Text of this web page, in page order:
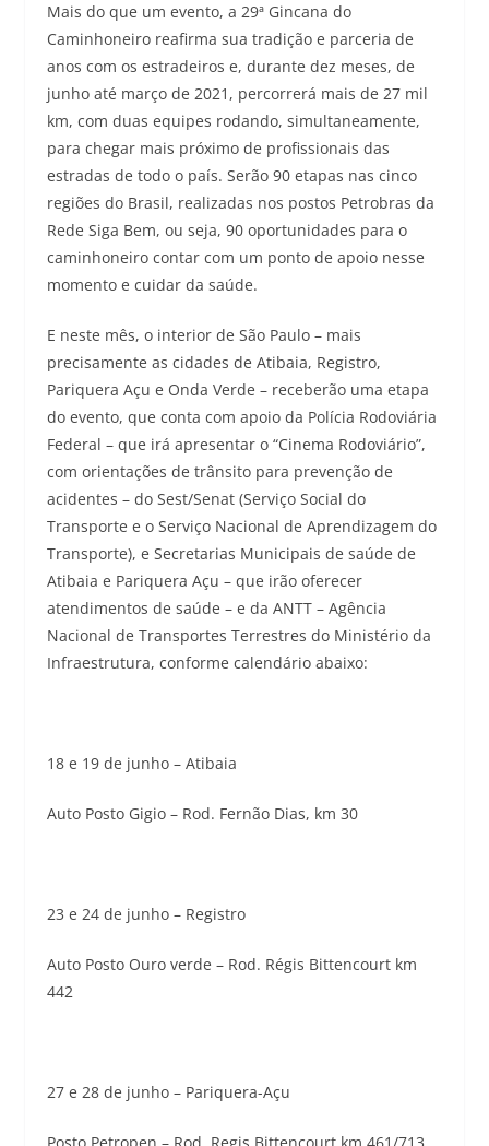
Mais do que um evento, a 29ª Gincana do
Caminhoneiro reafirma sua tradição e parceria de
anos com os estradeiros e, durante dez meses, de
junho até março de 2021, percorrerá mais de 27 mil
km, com duas equipes rodando, simultaneamente,
para chegar mais próximo de profissionais das
estradas de todo o país. Serão 90 etapas nas cinco
regiões do Brasil, realizadas nos postos Petrobras da
Rede Siga Bem, ou seja, 90 oportunidades para o
caminhoneiro contar com um ponto de apoio nesse
momento e cuidar da saúde.
E neste mês, o interior de São Paulo – mais
precisamente as cidades de Atibaia, Registro,
Pariquera Açu e Onda Verde – receberão uma etapa
do evento, que conta com apoio da Polícia Rodoviária
Federal – que irá apresentar o “Cinema Rodoviário”,
com orientações de trânsito para prevenção de
acidentes – do Sest/Senat (Serviço Social do
Transporte e o Serviço Nacional de Aprendizagem do
Transporte), e Secretarias Municipais de saúde de
Atibaia e Pariquera Açu – que irão oferecer
atendimentos de saúde – e da ANTT – Agência
Nacional de Transportes Terrestres do Ministério da
Infraestrutura, conforme calendário abaixo:
18 e 19 de junho – Atibaia
Auto Posto Gigio – Rod. Fernão Dias, km 30
23 e 24 de junho – Registro
Auto Posto Ouro verde – Rod. Régis Bittencourt km
442
27 e 28 de junho – Pariquera-Açu